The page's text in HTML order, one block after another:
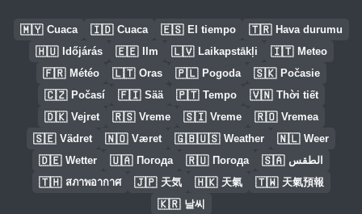
🇲🇾 Cuaca 🇮🇩 Cuaca 🇪🇸 El tiempo 🇹🇷 Hava durumu
🇭🇺 Időjárás 🇪🇪 Ilm 🇱🇻 Laikapstākļi 🇮🇹 Meteo
🇫🇷 Météo 🇱🇹 Oras 🇵🇱 Pogoda 🇸🇰 Počasie
🇨🇿 Počasí 🇫🇮 Sää 🇵🇹 Tempo 🇻🇳 Thời tiết
🇩🇰 Vejret 🇷🇸 Vreme 🇸🇮 Vreme 🇷🇴 Vremea
🇸🇪 Vädret 🇳🇴 Været 🇬🇧🇺🇸 Weather 🇳🇱 Weer
🇩🇪 Wetter 🇺🇦 Погода 🇷🇺 Погода 🇸🇦 الطقس
🇹🇭 สภาพอากาศ 🇯🇵 天気 🇭🇰 天氣 🇹🇼 天氣預報
🇰🇷 날씨